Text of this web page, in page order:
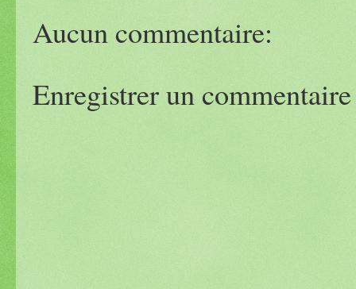
Aucun commentaire:
Enregistrer un commentaire